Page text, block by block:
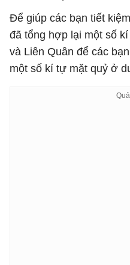
Để giúp các bạn tiết
đã tổng hợp lại một số
và Liên Quân để các
một số kí tự mặt quỷ ở